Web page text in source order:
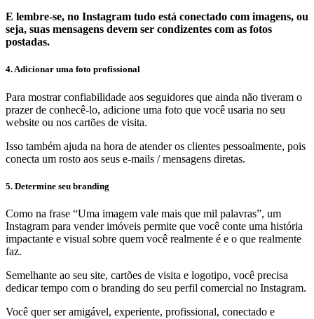
E lembre-se, no Instagram tudo está conectado com imagens, ou
seja, suas mensagens devem ser condizentes com as fotos
postadas.
4. Adicionar uma foto profissional
Para mostrar confiabilidade aos seguidores que ainda não tiveram o
prazer de conhecê-lo, adicione uma foto que você usaria no seu
website ou nos cartões de visita.
Isso também ajuda na hora de atender os clientes pessoalmente, pois
conecta um rosto aos seus e-mails / mensagens diretas.
5. Determine seu branding
Como na frase “Uma imagem vale mais que mil palavras”, um
Instagram para vender imóveis permite que você conte uma história
impactante e visual sobre quem você realmente é e o que realmente
faz.
Semelhante ao seu site, cartões de visita e logotipo, você precisa
dedicar tempo com o branding do seu perfil comercial no Instagram.
Você quer ser amigável, experiente, profissional, conectado e